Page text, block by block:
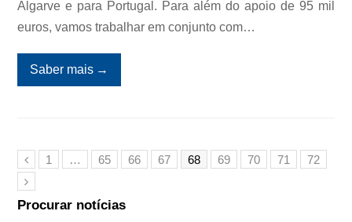
Algarve e para Portugal. Para além do apoio de 95 mil
euros, vamos trabalhar em conjunto com…
Saber mais →
1 … 65 66 67 68 69 70 71 72
Procurar notícias